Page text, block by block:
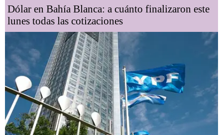
Dólar en Bahía Blanca: a cuánto finalizaron este
lunes todas las cotizaciones